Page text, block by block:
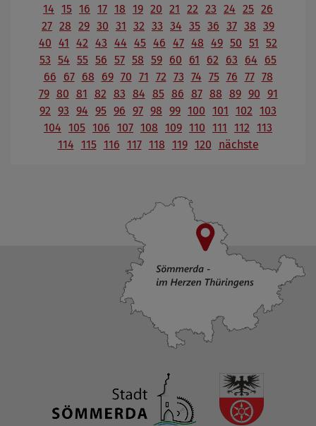
14 15 16 17 18 19 20 21 22 23 24 25 26
27 28 29 30 31 32 33 34 35 36 37 38 39
40 41 42 43 44 45 46 47 48 49 50 51
52
53 54 55 56 57 58 59 60 61 62 63 64
65
66
67 68 69 70 71 72 73 74 75 76 77 78
79 80 81 82 83 84 85 86 87 88 89 90 91
92 93 94 95 96 97 98 99 100 101 102 103
104 105 106 107 108 109 110 111 112 113
114 115 116 117 118 119 120 nächste